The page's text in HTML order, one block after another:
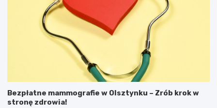
Bezpłatne mammografie w Olsztynku – Zrób krok w
stronę zdrowia!